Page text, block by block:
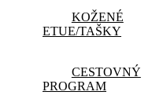
KOŽENÉ
ETUE/TAŠKY
CESTOVNÝ
PROGRAM